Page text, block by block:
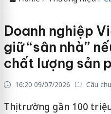
Doanh nghiệp
giữ “sân nhà”
chất lượng sản
16:20 09/07/2026 Câu
Thị trường gần 100